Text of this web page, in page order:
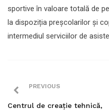
sportive în valoare totală de
la dispoziția preșcolarilor și
intermediul serviciilor de
PREVIOUS
Centrul de creație tehnică,